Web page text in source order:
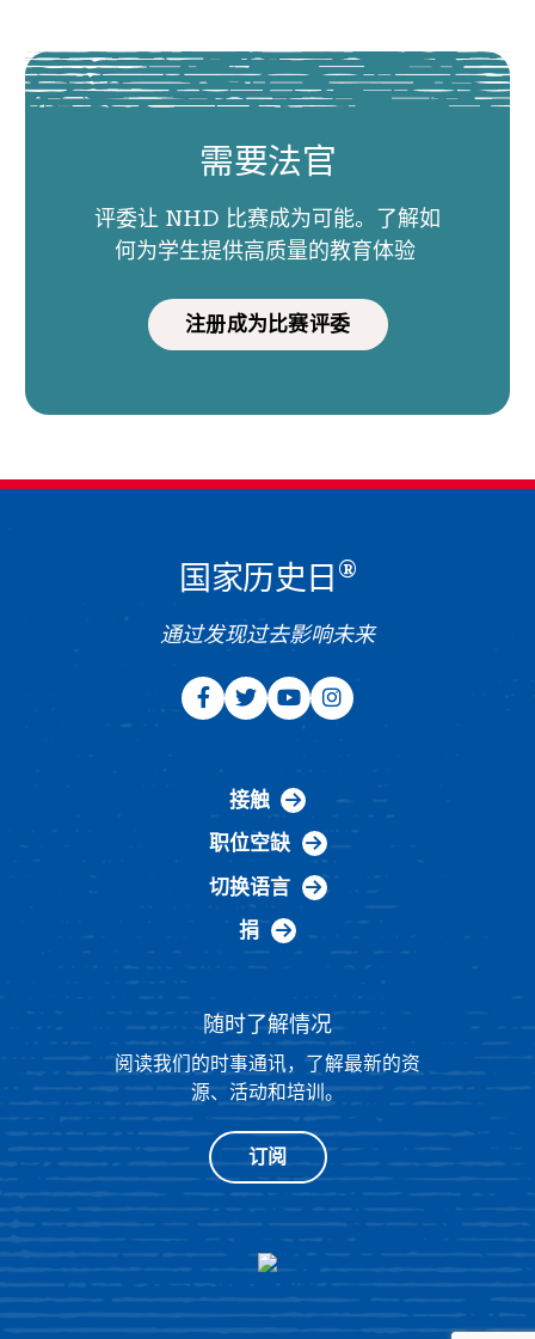
需要法官
评委让 NHD 比赛成为可能。了解如
何为学生提供高质量的教育体验
注册成为比赛评委
国家历史日 ®
通过发现过去影响未来
接触
职位空缺
切换语言
捐
随时了解情况
阅读我们的时事通讯，了解最新的资
源、活动和培训。
订阅